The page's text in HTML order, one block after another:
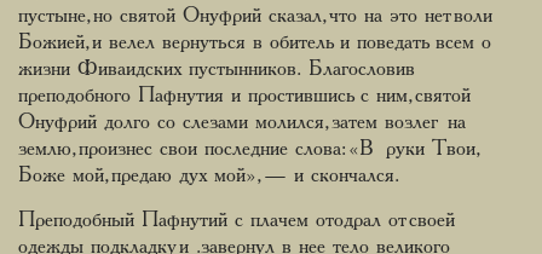
пустыне, но святой Онуфрий сказал, что на это нет воли
Божией, и велел вернуться в обитель и поведать всем о
жизни Фиваидских пустынников. Благословив
преподобного Пафнутия и простившись с ним, святой
Онуфрий долго со слезами молился, затем возлег на
землю, произнес свои последние слова: «В руки Твои,
Боже мой, предаю дух мой», — и скончался.
Преподобный Пафнутий с плачем отодрал от своей
одежды подкладку и .завернул в нее тело великого